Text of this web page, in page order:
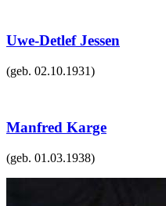
Uwe-Detlef Jessen
(geb. 02.10.1931)
Manfred Karge
(geb. 01.03.1938)